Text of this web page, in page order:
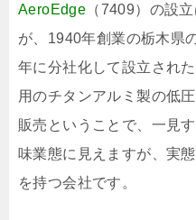
AeroEdge （7409）の設
が、1940年創業の栃木県
年に分社化して設立され
用のチタンアルミ製の低
販売ということで、一見
味業態に見えますが、実
を持つ会社です。